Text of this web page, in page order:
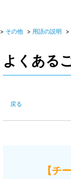
> その他 > 用語の説明 >
よくある
戻る
【チ